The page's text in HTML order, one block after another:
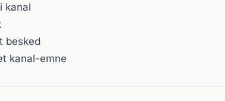
kanal
besked
kanal-emne